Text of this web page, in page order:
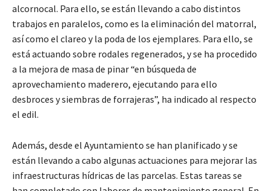
alcornocal. Para ello, se están llevando a cabo distintos
trabajos en paralelos, como es la eliminación del matorral,
así como el clareo y la poda de los ejemplares. Para ello, se
está actuando sobre rodales regenerados, y se ha procedido
a la mejora de masa de pinar “en búsqueda de
aprovechamiento maderero, ejecutando para ello
desbroces y siembras de forrajeras”, ha indicado al respecto
el edil.
Además, desde el Ayuntamiento se han planificado y se
están llevando a cabo algunas actuaciones para mejorar las
infraestructuras hídricas de las parcelas. Estas tareas se